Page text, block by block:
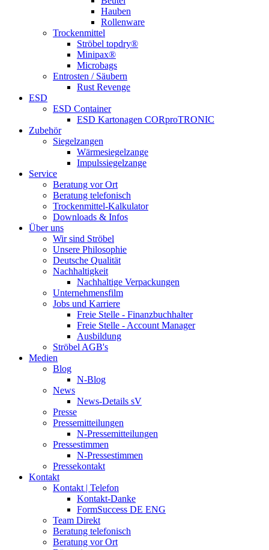
Hauben
Rollenware
Trockenmittel
Ströbel topdry®
Minipax®
Microbags
Entrosten / Säubern
Rust Revenge
ESD
ESD Container
ESD Kartonagen CORproTRONIC
Zubehör
Siegelzangen
Wärmesiegelzange
Impulssiegelzange
Service
Beratung vor Ort
Beratung telefonisch
Trockenmittel-Kalkulator
Downloads & Infos
Über uns
Wir sind Ströbel
Unsere Philosophie
Deutsche Qualität
Nachhaltigkeit
Nachhaltige Verpackungen
Unternehmensfilm
Jobs und Karriere
Freie Stelle - Finanzbuchhalter
Freie Stelle - Account Manager
Ausbildung
Ströbel AGB's
Medien
Blog
N-Blog
News
News-Details sV
Presse
Pressemitteilungen
N-Pressemitteilungen
Pressestimmen
N-Pressestimmen
Pressekontakt
Kontakt
Kontakt | Telefon
Kontakt-Danke
FormSuccess DE ENG
Team Direkt
Beratung telefonisch
Beratung vor Ort